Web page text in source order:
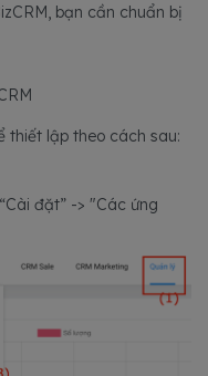
bạn cần chuẩn bị
thiết lập theo cách sau:
đặt” -> "Các ứng